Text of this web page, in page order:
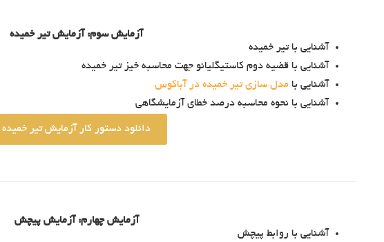
آزمایش سوم: آزمایش تیر خمیده
آشنایی با تیر خمیده
آشنایی با قضیه دوم کاستیگلیانو جهت محاسبه خیز تیر خمیده
آشنایی با مدل سازی تیر خمیده در آباکوس
آشنایی با نحوه محاسبه درصد خطای آزمایشگاهی
دانلود دستور کار آزمایش تیر خمیده
آزمایش چهارم: آزمایش پیچش
آشنایی با روابط پیچش